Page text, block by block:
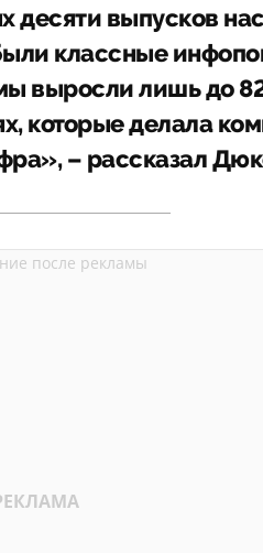
десяти выпусков
классные
выросли лишь до
которые делала
– рассказал